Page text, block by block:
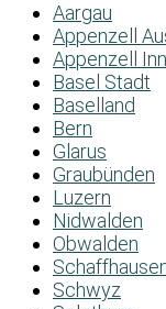
Aargau
Appenzell
Appenzell
Basel Stadt
Baselland
Bern
Glarus
Graubünden
Luzern
Nidwalden
Obwalden
Schwyz